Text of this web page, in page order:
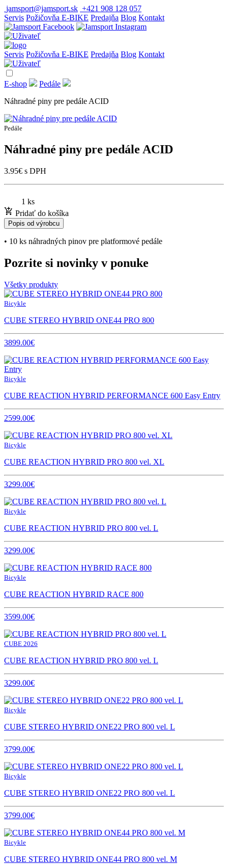
jamsport@jamsport.sk +421 908 128 057
Servis Požičovňa E-BIKE Predajňa Blog Kontakt
Servis Požičovňa E-BIKE Predajňa Blog Kontakt
E-shop
Pedále
Náhradné piny pre pedále ACID
Pedále
Náhradné piny pre pedále ACID
3.95€ s DPH
1 ks
Pridať do košíka
Popis od výrobcu
• 10 ks náhradných pinov pre platformové pedále
Pozrite si novinky v ponuke
Všetky produkty
Bicykle
CUBE STEREO HYBRID ONE44 PRO 800
3899.00€
Bicykle
CUBE REACTION HYBRID PERFORMANCE 600 Easy Entry
2599.00€
Bicykle
CUBE REACTION HYBRID PRO 800 vel. XL
3299.00€
Bicykle
CUBE REACTION HYBRID PRO 800 vel. L
3299.00€
Bicykle
CUBE REACTION HYBRID RACE 800
3599.00€
CUBE 2026
CUBE REACTION HYBRID PRO 800 vel. L
3299.00€
Bicykle
CUBE STEREO HYBRID ONE22 PRO 800 vel. L
3799.00€
Bicykle
CUBE STEREO HYBRID ONE22 PRO 800 vel. L
3799.00€
Bicykle
CUBE STEREO HYBRID ONE44 PRO 800 vel. M